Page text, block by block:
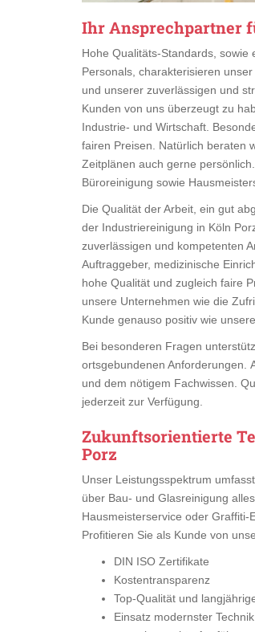
Ihr Ansprechpartner
Hohe Qualitäts-Standards,
Personals, charakterisieren
und unserer zuverlässigen und
Kunden von uns überzeugt zu
Industrie- und Wirtschaft.
fairen Preisen. Natürlich beraten
Zeitplänen auch gerne
Büroreinigung sowie
Die Qualität der Arbeit, ein gut
der Industriereinigung in Köln
zuverlässigen und kompetenten
Auftraggeber, medizinische
hohe Qualität und zugleich faire
unsere Unternehmen wie die
Kunde genauso positiv wie
Bei besonderen Fragen
ortsgebundenen Anforderungen.
und dem nötigem Fachwissen.
jederzeit zur Verfügung.
Zukunftsorientierte
Porz
Unser Leistungsspektrum
über Bau- und Glasreinigung
Hausmeisterservice oder
Profitieren Sie als Kunde von
DIN ISO Zertifikate
Kostentransparenz
Top-Qualität und
Einsatz modernster Technik